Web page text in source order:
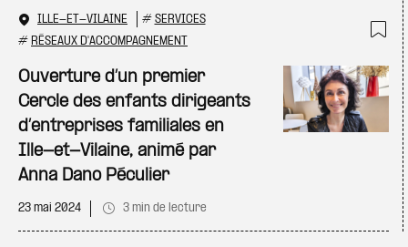
ILLE-ET-VILAINE # SERVICES
# RÉSEAUX D'ACCOMPAGNEMENT
Ouverture d’un premier
Cercle des enfants dirigeants
d’entreprises familiales en
Ille-et-Vilaine, animé par
Anna Dano Péculier
23 mai 2024 3 min de lecture